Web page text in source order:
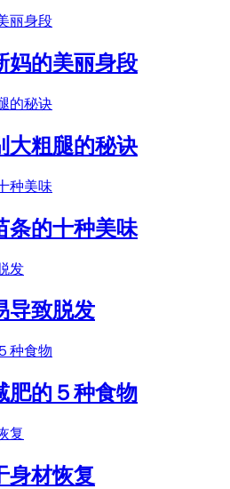
妈的美丽身段
大粗腿的秘诀
条的十种美味
导致脱发
肥的５种食物
身材恢复